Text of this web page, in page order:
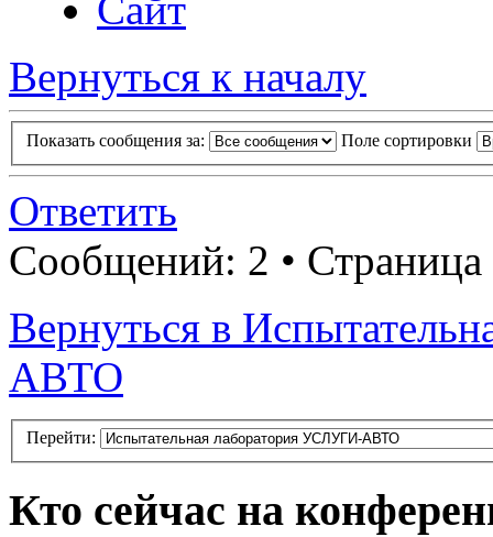
Сайт
Вернуться к началу
Показать сообщения за: Поле сортировки
Ответить
Сообщений: 2 • Страница
Вернуться в
АВТО
Перейти:
Кто сейчас на